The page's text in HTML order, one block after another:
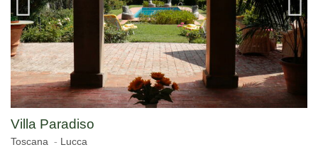
Villa Paradiso
Toscana Lucca